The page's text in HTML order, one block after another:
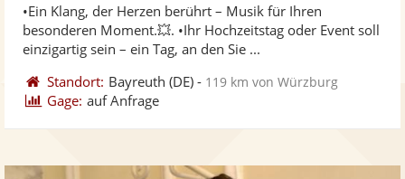
•Ein Klang, der Herzen berührt – Musik für Ihren
besonderen Moment.💥. •Ihr Hochzeitstag oder Event soll
einzigartig sein – ein Tag, an den Sie ...
Standort: Bayreuth (DE) - 119 km von Würzburg
Gage: auf Anfrage